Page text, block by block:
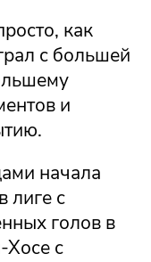
как
с большей
и
начала
лиге с
голов в
Хосе с